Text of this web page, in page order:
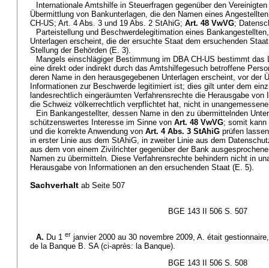
Internationale Amtshilfe in Steuerfragen gegenüber den
Übermittlung von Bankunterlagen, die den Namen eines
CH-US; Art. 4 Abs. 3 und 19 Abs. 2 StAhiG; Art. 48 VwVG;
Parteistellung und Beschwerdelegitimation eines
Unterlagen erscheint, die der ersuchte Staat dem ersuchenden
Stellung der Behörden (E. 3).
Mangels einschlägiger Bestimmung im DBA CH-US bestimmt das
eine direkt oder indirekt durch das Amtshilfegesuch betroffene
deren Name in den herausgegebenen Unterlagen erscheint, vor der
Informationen zur Beschwerde legitimiert ist; dies gilt unter dem
landesrechtlich eingeräumten Verfahrensrechte die Herausgabe
die Schweiz völkerrechtlich verpflichtet hat, nicht in
Ein Bankangestellter, dessen Name in den zu übermittelnden
schützenswertes Interesse im Sinne von Art. 48 VwVG; somit kann
und die korrekte Anwendung von Art. 4 Abs. 3 StAhiG prüfen
in erster Linie aus dem StAhiG, in zweiter Linie aus dem
aus dem von einem Zivilrichter gegenüber der Bank
Namen zu übermitteln. Diese Verfahrensrechte behindern nicht in
Herausgabe von Informationen an den ersuchenden Staat (E. 5).
Sachverhalt ab Seite 507
BGE 143 II 506 S. 507
A. Du 1 er janvier 2000 au 30 novembre 2009, A. était
de la Banque B. SA (ci-après: la Banque).
BGE 143 II 506 S. 508